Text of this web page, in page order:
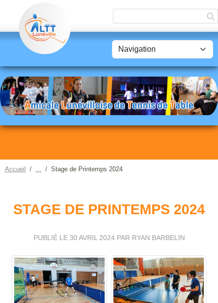
Accueil Stage de Printemps 2024
STAGE DE PRINTEMPS 2024
PUBLIÉ LE 30 AVRIL 2024PAR RYAN BARBELIN